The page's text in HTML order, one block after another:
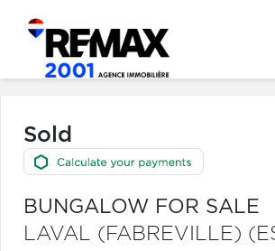
Sold
BUNGALOW FOR SALE
LAVAL (FABREVILLE)